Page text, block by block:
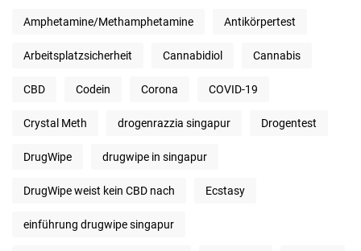
Amphetamine/Methamphetamine Antikörpertest
Arbeitsplatzsicherheit Cannabidiol Cannabis
CBD Codein Corona COVID-19
Crystal Meth drogenrazzia singapur Drogentest
DrugWipe drugwipe in singapur
DrugWipe weist kein CBD nach Ecstasy
einführung drugwipe singapur